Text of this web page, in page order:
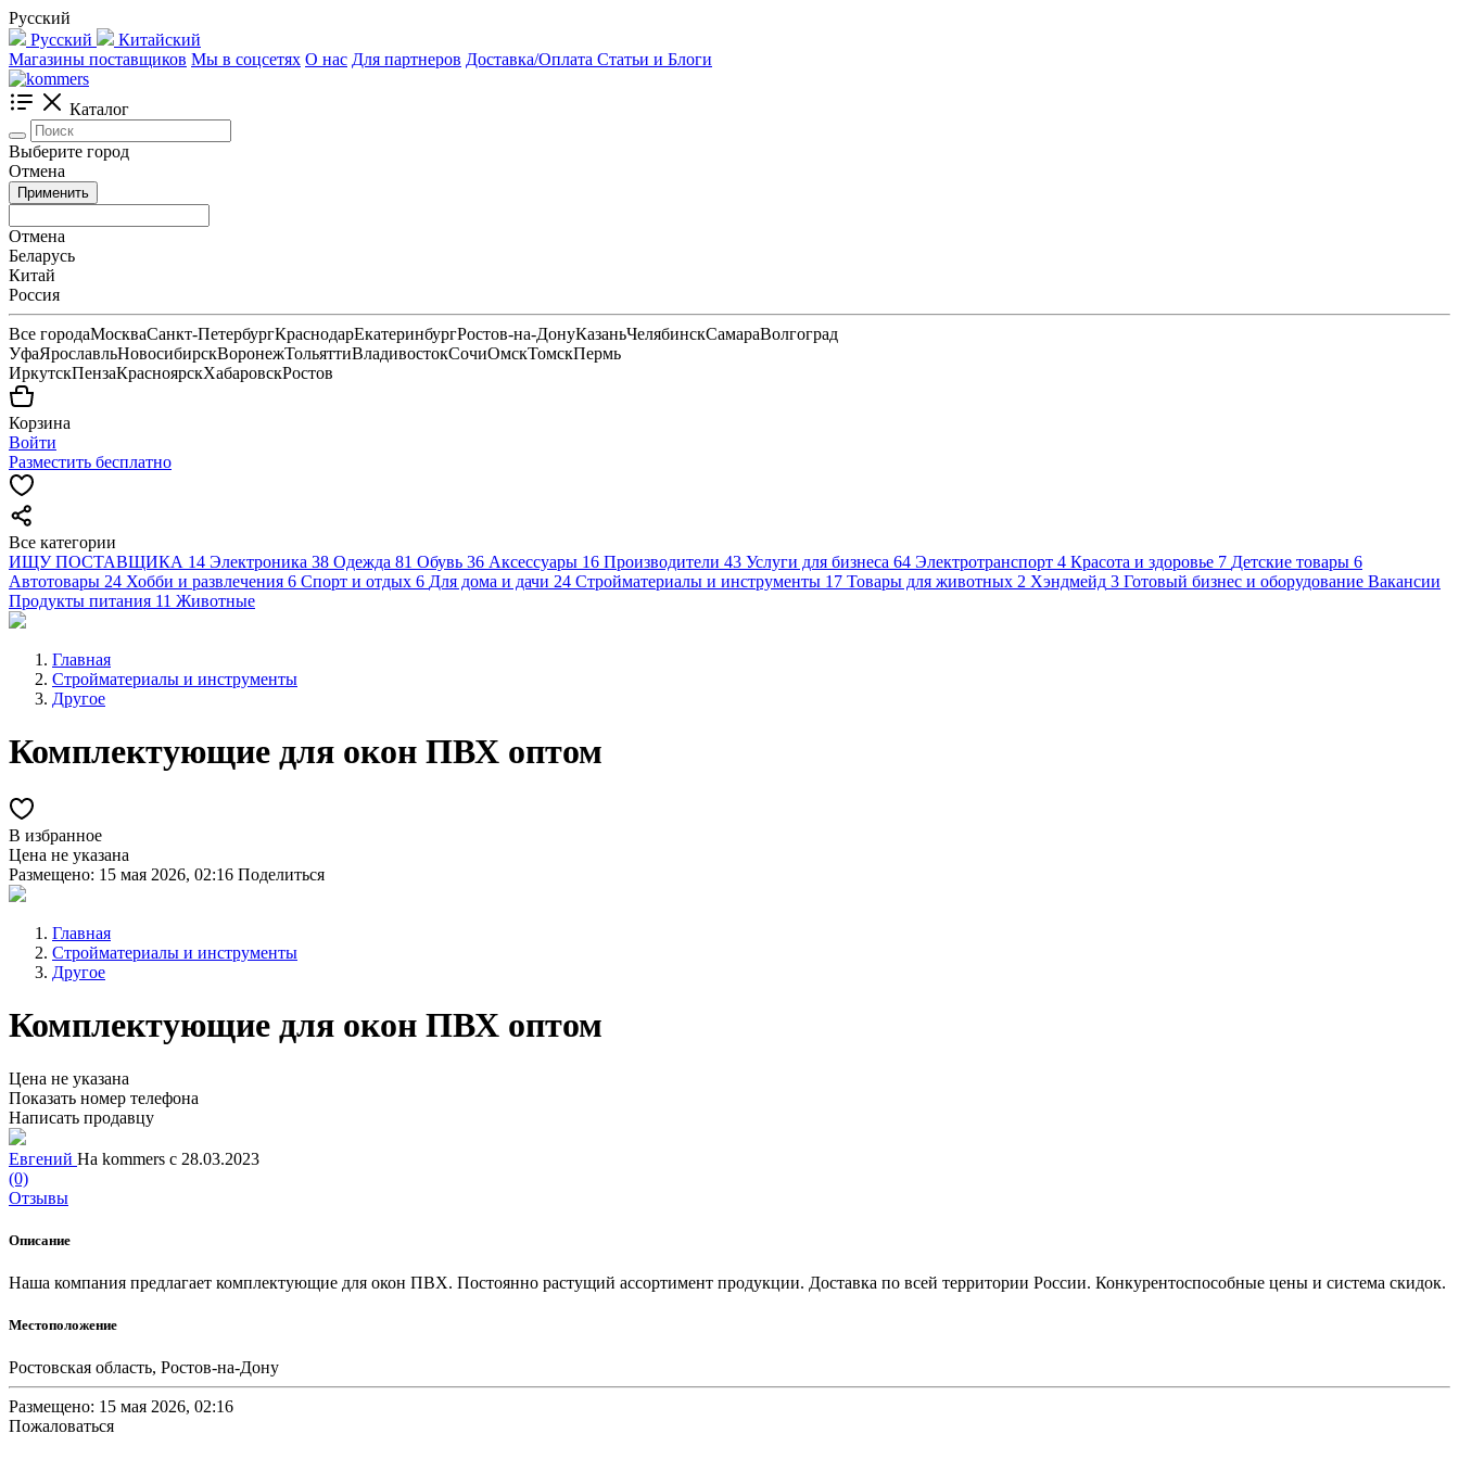
Русский
Русский
Китайский
Магазины поставщиков Мы в соцсетях О нас Для партнеров Доставка/Оплата Статьи и Блоги
Каталог
Выберите город
Отмена
Применить
Отмена
Беларусь
Китай
Россия
Все городаМоскваСанкт-ПетербургКраснодарЕкатеринбургРостов-на-ДонуКазаньЧелябинскСамараВолгоград
УфаЯрославльНовосибирскВоронежТольяттиВладивостокСочиОмскТомскПермь
ИркутскПензаКрасноярскХабаровскРостов
Корзина
Войти
Разместить бесплатно
Все категории
ИЩУ ПОСТАВЩИКА 14 Электроника 38 Одежда 81 Обувь 36 Аксессуары 16 Производители 43 Услуги для бизнеса 64 Электротранспорт 4 Красота и здоровье 7 Детские товары 6
Автотовары 24 Хобби и развлечения 6 Спорт и отдых 6 Для дома и дачи 24 Стройматериалы и инструменты 17 Товары для животных 2 Хэндмейд 3 Готовый бизнес и оборудование Вакансии
Продукты питания 11 Животные
Главная
Стройматериалы и инструменты
Другое
Комплектующие для окон ПВХ оптом
В избранное
Цена не указана
Размещено: 15 мая 2026, 02:16 Поделиться
Главная
Стройматериалы и инструменты
Другое
Комплектующие для окон ПВХ оптом
Цена не указана
Показать номер телефона
Написать продавцу
Евгений На kommers с 28.03.2023
(0)
Отзывы
Описание
Наша компания предлагает комплектующие для окон ПВХ. Постоянно растущий ассортимент продукции. Доставка по всей территории России. Конкурентоспособные цены и система скидок.
Местоположение
Ростовская область, Ростов-на-Дону
Размещено: 15 мая 2026, 02:16
Пожаловаться